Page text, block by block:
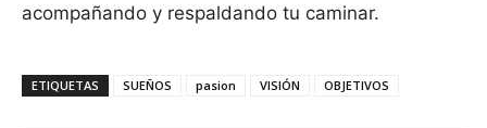
acompañando y respaldando tu caminar.
ETIQUETAS SUEÑOS pasion VISIÓN OBJETIVOS